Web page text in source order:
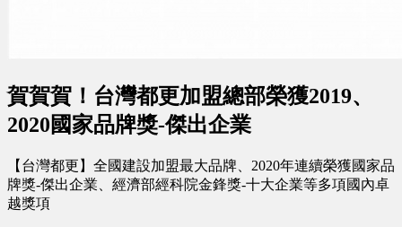
賀賀賀！台灣都更加盟總部榮獲2019、
2020國家品牌獎-傑出企業
【台灣都更】全國建設加盟最大品牌、2020年連續榮獲國家品
牌獎-傑出企業、經濟部經科院金鋒獎-十大企業等多項國內卓
越獎項